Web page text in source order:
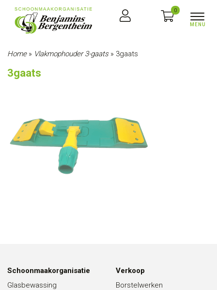
0
Home» Vlakmophouder 3-gaats» 3gaats
3gaats
Schoonmaakorganisatie
Glasbewassing
Verkoop
Borstelwerken